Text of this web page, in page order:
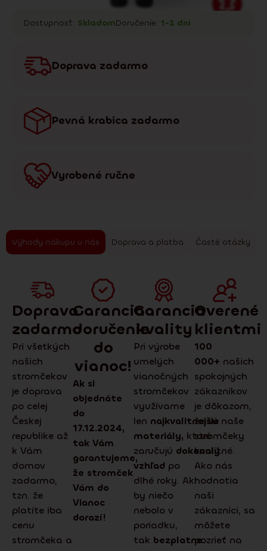
Dostupnosť: SkladomDoručenie: 1-2 dni
Doprava zadarmo
Pevná krabica zadarmo
Vyrobené ručne
Výhody nákupu u nás Doprava a platba Časté otázky
Doprava
zadarmo
Pri všetkých
našich
stromčekov
je doprava
po celej
Českej
republike až
k Vám
domov
zadarmo,
tzn. že
platíte iba
cenu
stromčeka a
Garancia
doručenie
do
vianoc!
Ak si
objednáte
do
17.12.2024,
tak Vám
garantujeme,
že stromček
Vám do
Vianoc
dorazí!
Garancia
kvality
Pri výrobe
umelých
vianočných
stromčekov
využívame
len najkvalitnejšie
materiály, ktoré
zaručujú dokonalý
vzhľad po
dlhé roky. Ak
by niečo
nebolo v
poriadku,
tak bezplatne
Overené
klientmi
100
000+ našich
spokojných
zákazníkov
je dôkazom,
že sú naše
stromčeky
kvalitné.
Ako nás
hodnotia
naši
zákazníci, sa
môžete
pozrieť na